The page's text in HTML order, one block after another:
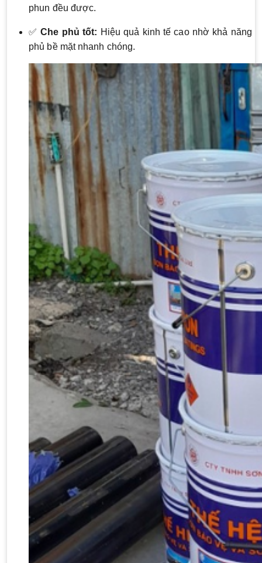
phun đều được.
✅Che phủ tốt: Hiệu quả kinh tế cao nhờ khả năng
phủ bề mặt nhanh chóng.